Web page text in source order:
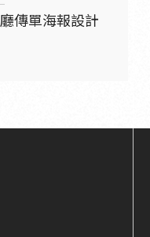
傳單海報設計